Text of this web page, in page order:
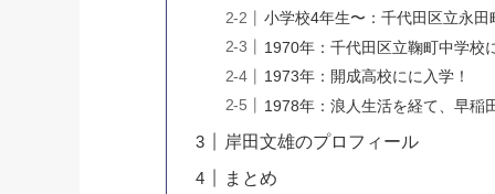
小学校4年生〜：千代田区立永田
1970年：千代田区立鞠町中学校
1973年：開成高校にに入学！
1978年：浪人生活を経て、早稲
岸田文雄のプロフィール
まとめ